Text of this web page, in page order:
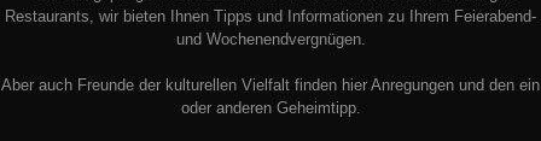
Restaurants, wir bieten Ihnen Tipps und Informationen zu Ihrem Feierabend-
und Wochenendvergnügen.
Aber auch Freunde der kulturellen Vielfalt finden hier Anregungen und den ein
oder anderen Geheimtipp.